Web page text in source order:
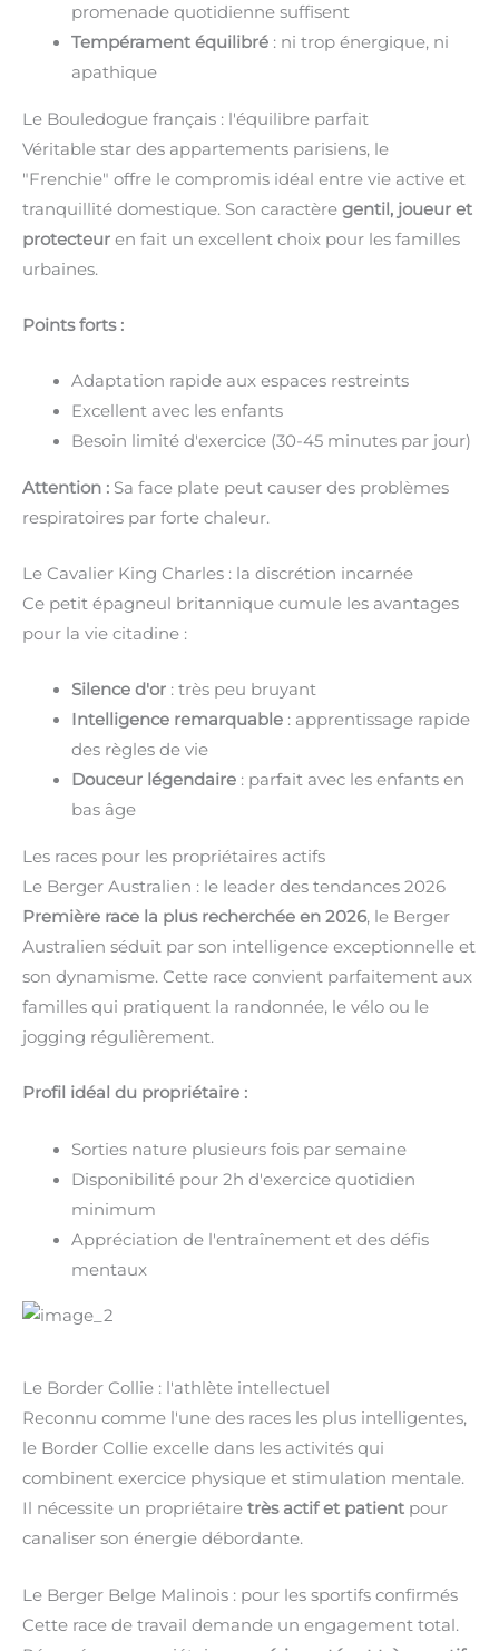
promenade quotidienne suffisent
Tempérament équilibré: ni trop énergique, ni
apathique
Le Bouledogue français : l'équilibre parfait
Véritable star des appartements parisiens, le
"Frenchie" offre le compromis idéal entre vie active et
tranquillité domestique. Son caractère gentil, joueur et
protecteur en fait un excellent choix pour les familles
urbaines.
Points forts :
Adaptation rapide aux espaces restreints
Excellent avec les enfants
Besoin limité d'exercice (30-45 minutes par jour)
Attention : Sa face plate peut causer des problèmes
respiratoires par forte chaleur.
Le Cavalier King Charles : la discrétion incarnée
Ce petit épagneul britannique cumule les avantages
pour la vie citadine :
Silence d'or: très peu bruyant
Intelligence remarquable: apprentissage rapide
des règles de vie
Douceur légendaire: parfait avec les enfants en
bas âge
Les races pour les propriétaires actifs
Le Berger Australien : le leader des tendances 2026
Première race la plus recherchée en 2026, le Berger
Australien séduit par son intelligence exceptionnelle et
son dynamisme. Cette race convient parfaitement aux
familles qui pratiquent la randonnée, le vélo ou le
jogging régulièrement.
Profil idéal du propriétaire :
Sorties nature plusieurs fois par semaine
Disponibilité pour 2h d'exercice quotidien
minimum
Appréciation de l'entraînement et des défis
mentaux
Le Border Collie : l'athlète intellectuel
Reconnu comme l'une des races les plus intelligentes,
le Border Collie excelle dans les activités qui
combinent exercice physique et stimulation mentale.
Il nécessite un propriétaire très actif et patient pour
canaliser son énergie débordante.
Le Berger Belge Malinois : pour les sportifs confirmés
Cette race de travail demande un engagement total.